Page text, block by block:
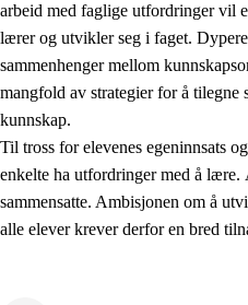
2.3 Grunnleggende
Å lære å lære
Tverrfaglige temaer
arbeid med faglige utfordringer vil
lærer og utvikler seg i faget.
sammenhenger mellom
mangfold av strategier for å
kunnskap.
Til tross for elevenes egeninnsats
enkelte ha utfordringer med å lære.
sammensatte. Ambisjonen om å
alle elever krever derfor en bred